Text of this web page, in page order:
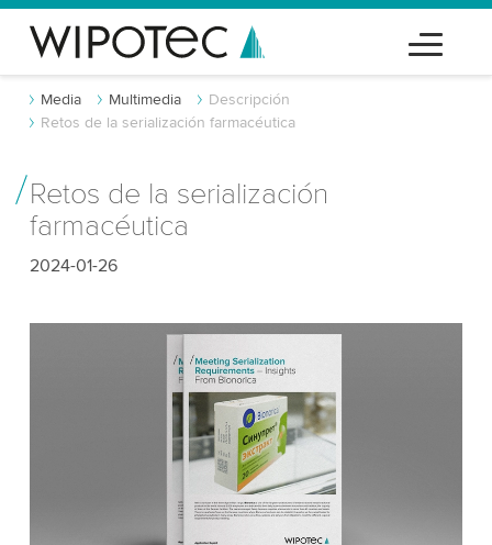
Media Multimedia
Descripción
Retos de la serialización farmacéutica
Retos de la serialización
farmacéutica
2024-01-26